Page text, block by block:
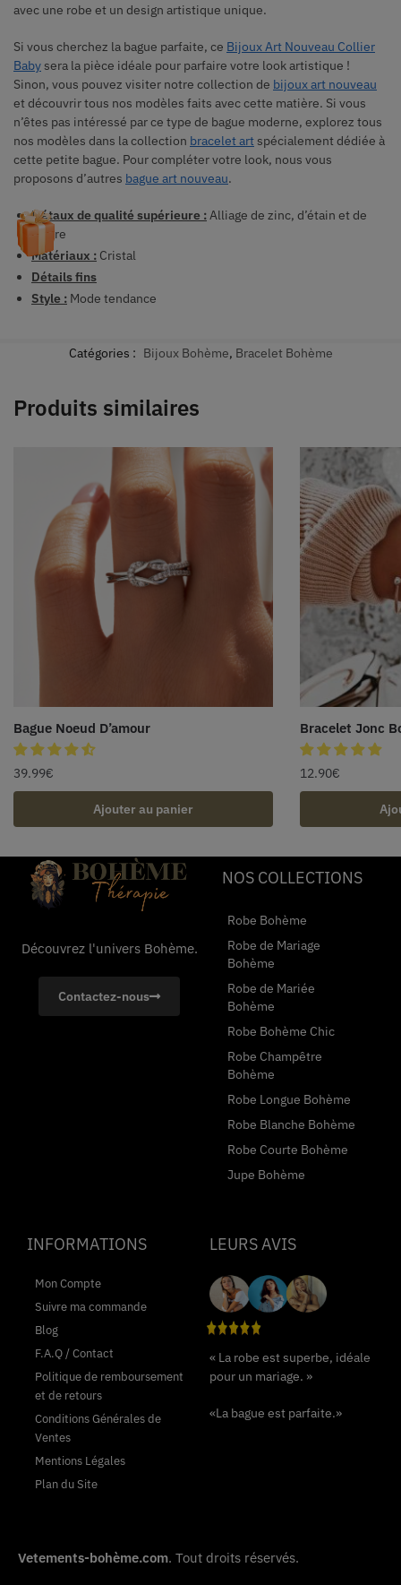
avec une robe et un design artistique unique.
Si vous cherchez la bague parfaite, ce Bijoux Art Nouveau Collier
Baby sera la pièce idéale pour parfaire votre look artistique !
Sinon, vous pouvez visiter notre collection de bijoux art nouveau
et découvrir tous nos modèles faits avec cette matière. Si vous
n’êtes pas intéressé par ce type de bague moderne, explorez tous
nos modèles dans la collection bracelet art spécialement dédiée à
cette petite bague. Pour compléter votre look, nous vous
proposons d’autres bague art nouveau.
Métaux de qualité supérieure : Alliage de zinc, d’étain et de
cuivre
Matériaux : Cristal
Détails fins
Style : Mode tendance
Catégories : Bijoux Bohème, Bracelet Bohème
Produits similaires
Bague Noeud D’amour
39.99€
Ajouter au panier
Bracelet Jonc
12.90€
Découvrez l'univers Bohème.
Contactez-nous
NOS COLLECTIONS
Robe Bohème
Robe de Mariage
Bohème
Robe de Mariée
Bohème
Robe Bohème Chic
Robe Champêtre
Bohème
Robe Longue Bohème
Robe Blanche Bohème
Robe Courte Bohème
Jupe Bohème
INFORMATIONS
Mon Compte
Suivre ma commande
Blog
F.A.Q / Contact
Politique de remboursement
et de retours
Conditions Générales de
Ventes
Mentions Légales
Plan du Site
LEURS AVIS
« La robe est superbe, idéale
pour un mariage. »
«La bague est parfaite.»
Vetements-bohème.com. Tout droits réservés.